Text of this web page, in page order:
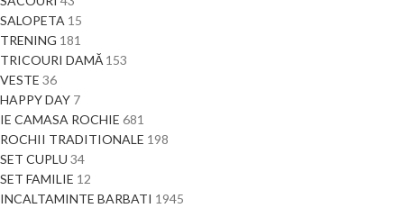
SALOPETA 15
TRENING 181
TRICOURI DAMĂ 153
VESTE 36
HAPPY DAY 7
IE CAMASA ROCHIE 681
ROCHII TRADITIONALE 198
SET CUPLU 34
SET FAMILIE 12
INCALTAMINTE BARBATI 1945